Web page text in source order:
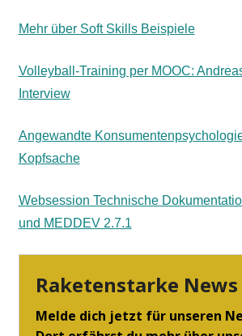
Mehr über Soft Skills Beispiele
Volleyball-Training per MOOC:
Interview
Angewandte
Kopfsache
Websession Technische
und MEDDEV 2.7.1